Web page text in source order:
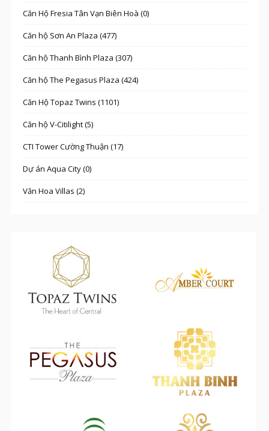
Căn Hộ Fresia Tân Vạn Biên Hoà (0)
Căn hộ Sơn An Plaza (477)
Căn hộ Thanh Bình Plaza (307)
Căn hộ The Pegasus Plaza (424)
Căn Hộ Topaz Twins (1101)
Căn hộ V-Citilight (5)
CTI Tower Cường Thuận (17)
Dự án Aqua City (0)
Văn Hoa Villas (2)